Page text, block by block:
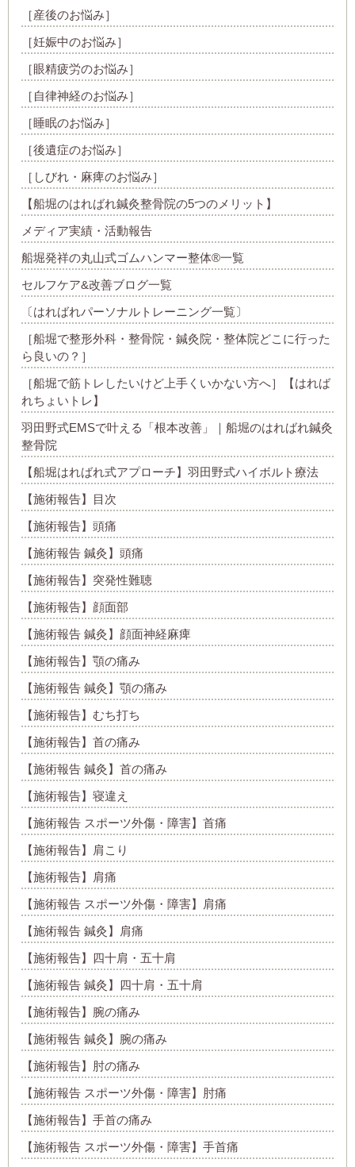
［産後のお悩み］
［妊娠中のお悩み］
［眼精疲労のお悩み］
［自律神経のお悩み］
［睡眠のお悩み］
［後遺症のお悩み］
［しびれ・麻痺のお悩み］
【船堀のはればれ鍼灸整骨院の5つのメリット】
メディア実績・活動報告
船堀発祥の丸山式ゴムハンマー整体®︎一覧
セルフケア&改善ブログ一覧
〔はればれパーソナルトレーニング一覧〕
［船堀で整形外科・整骨院・鍼灸院・整体院どこに行った
ら良いの？］
［船堀で筋トレしたいけど上手くいかない方へ］【はれば
れちょいトレ】
羽田野式EMSで叶える「根本改善」｜船堀のはればれ鍼灸
整骨院
【船堀はればれ式アプローチ】羽田野式ハイボルト療法
【施術報告】目次
【施術報告】頭痛
【施術報告 鍼灸】頭痛
【施術報告】突発性難聴
【施術報告】顔面部
【施術報告 鍼灸】顔面神経麻痺
【施術報告】顎の痛み
【施術報告 鍼灸】顎の痛み
【施術報告】むち打ち
【施術報告】首の痛み
【施術報告 鍼灸】首の痛み
【施術報告】寝違え
【施術報告 スポーツ外傷・障害】首痛
【施術報告】肩こり
【施術報告】肩痛
【施術報告 スポーツ外傷・障害】肩痛
【施術報告 鍼灸】肩痛
【施術報告】四十肩・五十肩
【施術報告 鍼灸】四十肩・五十肩
【施術報告】腕の痛み
【施術報告 鍼灸】腕の痛み
【施術報告】肘の痛み
【施術報告 スポーツ外傷・障害】肘痛
【施術報告】手首の痛み
【施術報告 スポーツ外傷・障害】手首痛